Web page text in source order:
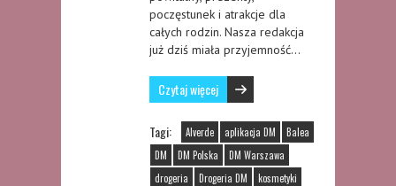
poczęstunek i atrakcje dla
całych rodzin. Nasza redakcja
już dziś miała przyjemność…
Czytaj więcej
Tagi: Alverde aplikacja DM
Balea
DM
DM Polska
DM Warszawa
drogeria
Drogeria DM
kosmetyki